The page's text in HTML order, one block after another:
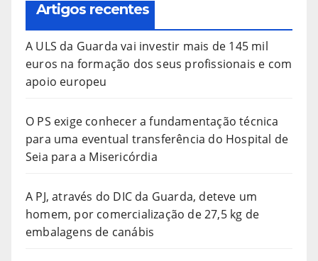
Artigos recentes
A ULS da Guarda vai investir mais de 145 mil
euros na formação dos seus profissionais e com
apoio europeu
O PS exige conhecer a fundamentação técnica
para uma eventual transferência do Hospital de
Seia para a Misericórdia
A PJ, através do DIC da Guarda, deteve um
homem, por comercialização de 27,5 kg de
embalagens de canábis